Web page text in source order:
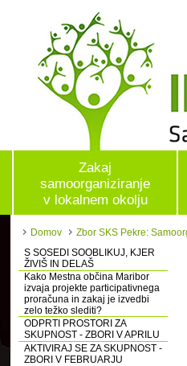
Zakaj
samoorganiziranje
v lokalnem okolju
Domov
Zbor SKS Pekre:
S SOSEDI SOOBLIKUJ, KJER
ŽIVIŠ IN DELAŠ
Kako Mestna občina Maribor
izvaja projekte participativnega
proračuna in zakaj je izvedbi
zelo težko slediti?
ODPRTI PROSTORI ZA
SKUPNOST - ZBORI V APRILU
AKTIVIRAJ SE ZA SKUPNOST -
ZBORI V FEBRUARJU